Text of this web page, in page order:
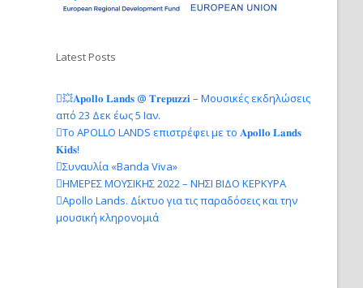
Latest Posts
💥𝐀𝐩𝐨𝐥𝐥𝐨 𝐋𝐚𝐧𝐝𝐬 @ 𝐓𝐫𝐞𝐩𝐮𝐳𝐳𝐢 – Μουσικές εκδηλώσεις
από 23 Δεκ έως 5 Ιαν.
Το APOLLO LANDS επιστρέφει με το 𝐀𝐩𝐨𝐥𝐥𝐨 𝐋𝐚𝐧𝐝𝐬
𝐊𝐢𝐝𝐬!
Συναυλία «Banda Viva»
ΗΜΕΡΕΣ ΜΟΥΣΙΚΗΣ 2022 – ΝΗΣΙ ΒΙΔΟ ΚΕΡΚΥΡΑ
Apollo Lands. Δίκτυο για τις παραδόσεις και την
μουσική κληρονομιά